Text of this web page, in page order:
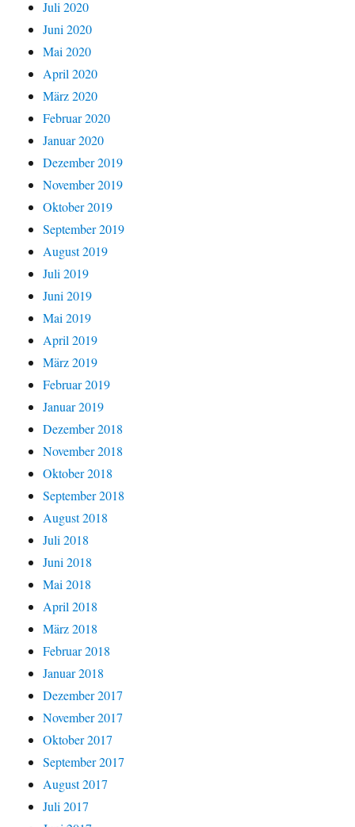
Juli 2020
Juni 2020
Mai 2020
April 2020
März 2020
Februar 2020
Januar 2020
Dezember 2019
November 2019
Oktober 2019
September 2019
August 2019
Juli 2019
Juni 2019
Mai 2019
April 2019
März 2019
Februar 2019
Januar 2019
Dezember 2018
November 2018
Oktober 2018
September 2018
August 2018
Juli 2018
Juni 2018
Mai 2018
April 2018
März 2018
Februar 2018
Januar 2018
Dezember 2017
November 2017
Oktober 2017
September 2017
August 2017
Juli 2017